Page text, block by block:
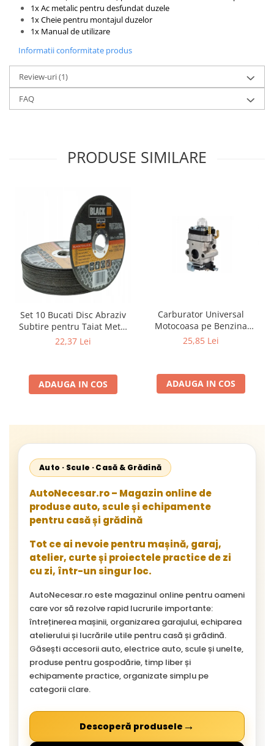
1x Ac metalic pentru desfundat duzele
1x Cheie pentru montajul duzelor
1x Manual de utilizare
Informatii conformitate produs
Review-uri(1)
FAQ
PRODUSE SIMILARE
Set 10 Bucati Disc Abraziv
Subtire pentru Taiat Metal
si Inox 125 x 1 x 22.2 mm,
22,37 Lei
ADAUGA IN COS
Carburator Universal
Motocoasa pe Benzina
(Motoare 2 Timpi),
Gardener, Eurotec, Makita,
Al-Ko, Ansamblu Complet
cu Membrana, Distanta
25,85 Lei
ADAUGA IN COS
Auto · Scule · Casă & Grădină
AutoNecesar.ro – Magazin online de
produse auto, scule și echipamente
pentru casă și grădină
Tot ce ai nevoie pentru mașină, garaj,
atelier, curte și proiectele practice de zi
cu zi, într-un singur loc.
AutoNecesar.ro este magazinul online pentru oameni
care vor să rezolve rapid lucrurile importante:
întreținerea mașinii, organizarea garajului, echiparea
atelierului și lucrările utile pentru casă și grădină.
Găsești accesorii auto, electrice auto, scule și unelte,
produse pentru gospodărie, timp liber și
echipamente practice, organizate simplu pe
categorii clare.
Descoperă produsele →